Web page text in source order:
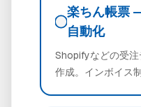
楽ちん帳票
自動化
Shopifyなどの受注
作成。インボイス